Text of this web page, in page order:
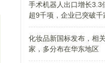
手术机器人出口增长3.3
超9千项，企业已突破千
化妆品新国标发布，相
家，多分布在华东地区